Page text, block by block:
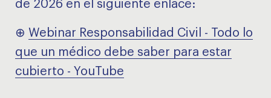
de 2026 en el siguiente enlace:
⊕ Webinar Responsabilidad Civil - Todo lo
que un médico debe saber para estar
cubierto - YouTube